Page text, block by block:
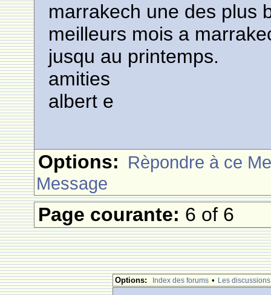
marrakech une des plus
meilleurs mois a
jusqu au printemps.
amities
albert e
Options: Rèpondre à ce
Message
Page courante: 6 of 6
Options: Index des forums • Les discussions